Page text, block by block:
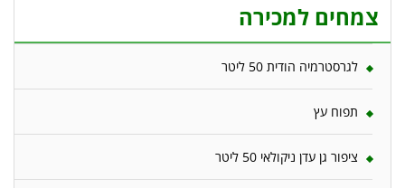
צמחים למכירה
לגרסטרמיה הודית 50 ליטר
תפוח עץ
ציפור גן עדן ניקולאי 50 ליטר